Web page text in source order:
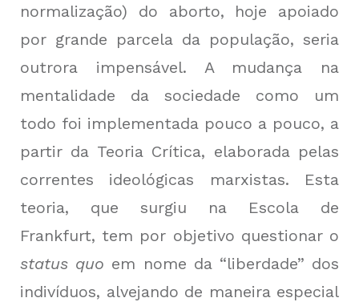
normalização) do aborto, hoje apoiado
por grande parcela da população, seria
outrora impensável. A mudança na
mentalidade da sociedade como um
todo foi implementada pouco a pouco, a
partir da Teoria Crítica, elaborada pelas
correntes ideológicas marxistas. Esta
teoria, que surgiu na Escola de
Frankfurt, tem por objetivo questionar o
status quo em nome da “liberdade” dos
indivíduos, alvejando de maneira especial